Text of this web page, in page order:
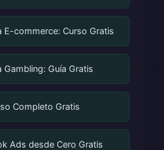
E-commerce: Curso Gratis
Gambling: Guía Gratis
Completo Gratis
Ads desde Cero Gratis